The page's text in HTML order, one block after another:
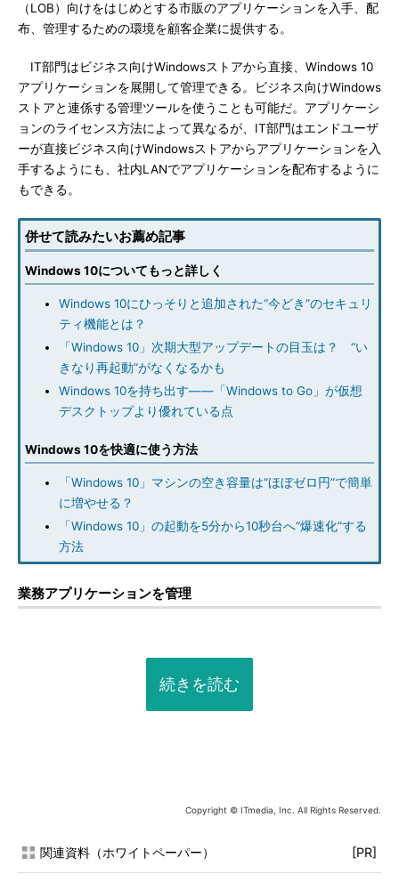
（LOB）向けをはじめとする市販のアプリケーションを入手、配
布、管理するための環境を顧客企業に提供する。
IT部門はビジネス向けWindowsストアから直接、Windows 10
アプリケーションを展開して管理できる。ビジネス向けWindows
ストアと連係する管理ツールを使うことも可能だ。アプリケーシ
ョンのライセンス方法によって異なるが、IT部門はエンドユーザ
ーが直接ビジネス向けWindowsストアからアプリケーションを入
手するようにも、社内LANでアプリケーションを配布するように
もできる。
併せて読みたいお薦め記事
Windows 10についてもっと詳しく
Windows 10にひっそりと追加された“今どき”のセキュリ
ティ機能とは？
「Windows 10」次期大型アップデートの目玉は？ “い
きなり再起動”がなくなるかも
Windows 10を持ち出す――「Windows to Go」が仮想
デスクトップより優れている点
Windows 10を快適に使う方法
「Windows 10」マシンの空き容量は“ほぼゼロ円”で簡単
に増やせる？
「Windows 10」の起動を5分から10秒台へ“爆速化”する
方法
業務アプリケーションを管理
続きを読む
Copyright © ITmedia, Inc. All Rights Reserved.
関連資料（ホワイトペーパー） [PR]